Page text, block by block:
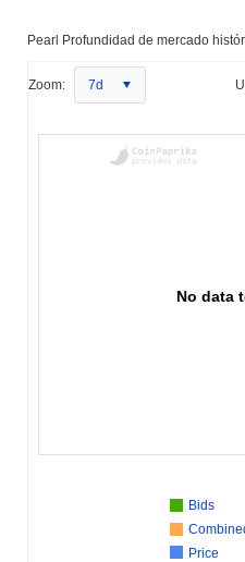
Pearl Profundidad de mercado
Zoom: 7d
No data
Bids
Price